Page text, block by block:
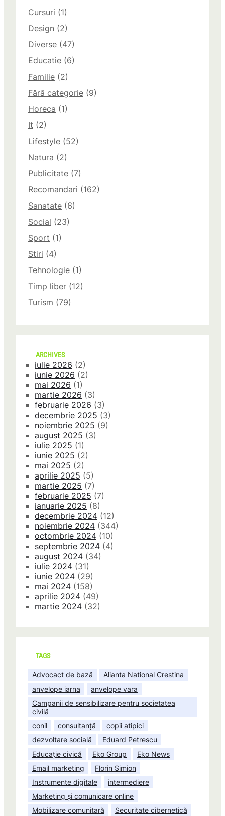
Cursuri (1)
Design (2)
Diverse (47)
Educatie (6)
Familie (2)
Fără categorie (9)
Horeca (1)
It (2)
Lifestyle (52)
Natura (2)
Publicitate (7)
Recomandari (162)
Sanatate (6)
Social (23)
Sport (1)
Stiri (4)
Tehnologie (1)
Timp liber (12)
Turism (79)
ARCHIVES
iulie 2026 (2)
iunie 2026 (2)
mai 2026 (1)
martie 2026 (3)
februarie 2026 (3)
decembrie 2025 (3)
noiembrie 2025 (9)
august 2025 (3)
iulie 2025 (1)
iunie 2025 (2)
mai 2025 (2)
aprilie 2025 (5)
martie 2025 (7)
februarie 2025 (7)
ianuarie 2025 (8)
decembrie 2024 (12)
noiembrie 2024 (344)
octombrie 2024 (10)
septembrie 2024 (4)
august 2024 (34)
iulie 2024 (31)
iunie 2024 (29)
mai 2024 (158)
aprilie 2024 (49)
martie 2024 (32)
TAGS
Advocact de bază
Alianta National Crestina
anvelope iarna
anvelope vara
Campanii de sensibilizare pentru societatea
civilă
conil
consultanță
copii atipici
dezvoltare socială
Eduard Petrescu
Educație civică
Eko Group
Eko News
Email marketing
Florin Simion
Instrumente digitale
intermediere
Marketing și comunicare online
Mobilizare comunitară
Securitate cibernetică